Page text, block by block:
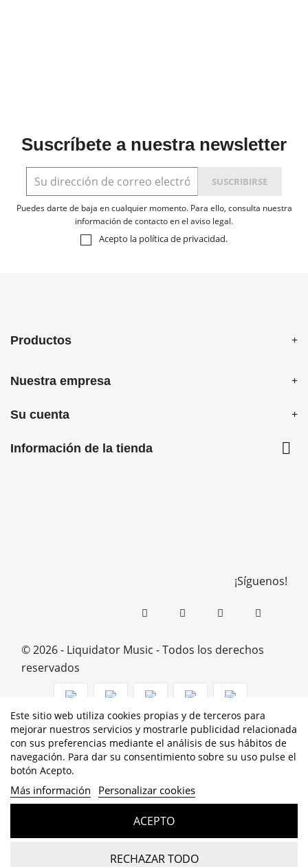
Suscríbete a nuestra newsletter
Puedes darte de baja en cualquier momento. Para ello, consulta nuestra
información de contacto en el aviso legal.
Acepto la política de privacidad.
Productos
Nuestra empresa
Su cuenta
Información de la tienda 
¡Síguenos!
Este sitio web utiliza cookies propias y de terceros para
mejorar nuestros servicios y mostrarle publicidad relacionada
con sus preferencias mediante el análisis de sus hábitos de
navegación. Para dar su consentimiento sobre su uso pulse el
botón Acepto.
Más información Personalizar cookies
RECHAZAR TODO
ACEPTO
© 2026 - Liquidator Music - Todos los derechos
reservados
PROGRAMA KIT DIGITAL COFINANCIADO POR LOS
FONDOS NEXT GENERATION (EU) DEL MECANISMO DE